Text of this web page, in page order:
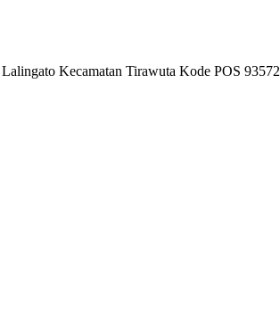
Kecamatan Tirawuta Kode POS 93572